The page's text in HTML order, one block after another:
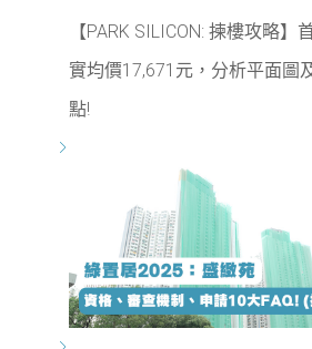
【PARK SILICON: 揀樓攻略】
實均價17,671元，分析平面圖
點!